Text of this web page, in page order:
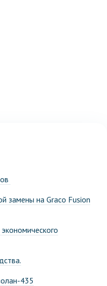
замены на Graco Fusion
435